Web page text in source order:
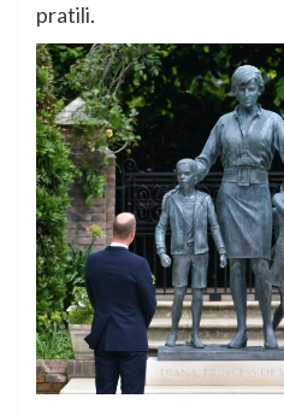
pratili.